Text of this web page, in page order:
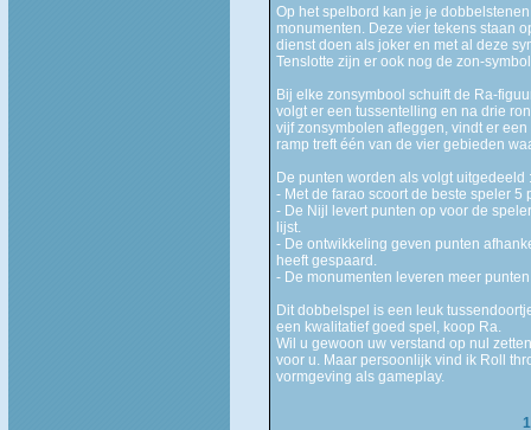
Op het spelbord kan je je
monumenten. Deze vier tekens staan
dienst doen als joker en met al deze
Tenslotte zijn er ook nog de zon-
Bij elke zonsymbool schuift de Ra-
volgt er een tussentelling en na drie
vijf zonsymbolen afleggen, vindt er
ramp treft één van de vier gebieden
De punten worden als volgt uitgedeeld :
- Met de farao scoort de beste speler
- De Nijl levert punten op voor de
lijst.
- De ontwikkeling geven punten
heeft gespaard.
- De monumenten leveren meer
Dit dobbelspel is een leuk
een kwalitatief goed spel, koop Ra.
Wil u gewoon uw verstand op nul
voor u. Maar persoonlijk vind ik Roll
vormgeving als gameplay.